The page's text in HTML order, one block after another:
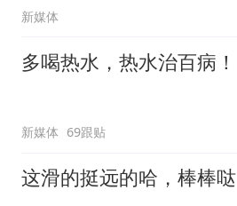
新媒体
多喝热水，热水治百病！
新媒体 69跟贴
这滑的挺远的哈，棒棒哒